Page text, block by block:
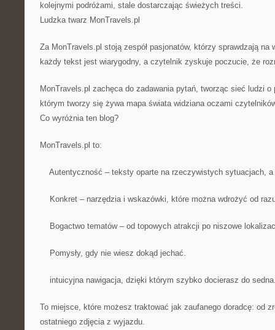
kolejnymi podróżami, stale dostarczając świeżych treści.
Ludzka twarz MonTravels.pl
Za MonTravels.pl stoją zespół pasjonatów, którzy sprawdzają na
każdy tekst jest wiarygodny, a czytelnik zyskuje poczucie, że
MonTravels.pl zachęca do zadawania pytań, tworząc sieć ludzi o
którym tworzy się żywa mapa świata widziana oczami
Co wyróżnia ten blog?
MonTravels.pl to:
Autentyczność – teksty oparte na rzeczywistych sytuacjach, a
Konkret – narzędzia i wskazówki, które można wdrożyć od
Bogactwo tematów – od topowych atrakcji po niszowe
Pomysły, gdy nie wiesz dokąd jechać.
intuicyjna nawigacja, dzięki którym szybko docierasz do
To miejsce, które możesz traktować jak zaufanego doradcę: od
ostatniego zdjęcia z wyjazdu.